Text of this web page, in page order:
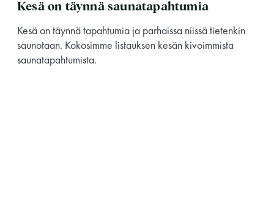
Kesä on täynnä saunatapahtumia
Kesä on täynnä tapahtumia ja parhaissa niissä tietenkin
saunotaan. Kokosimme listauksen kesän kivoimmista
saunatapahtumista.